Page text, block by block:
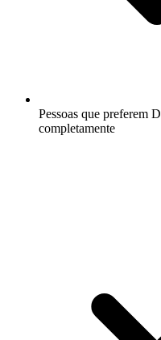
Pessoas que preferem
completamente